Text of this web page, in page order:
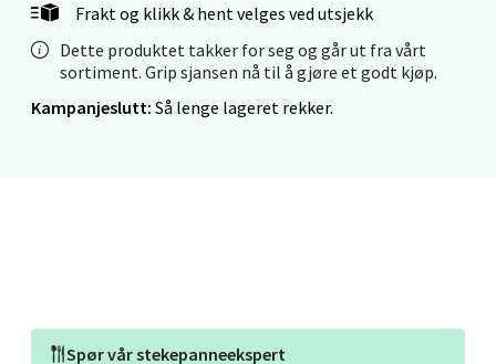
Frakt og klikk & hent velges ved utsjekk
Dette produktet takker for seg og går ut fra vårt
sortiment. Grip sjansen nå til å gjøre et godt kjøp.
Kampanjeslutt: Så lenge lageret rekker.
Spør vårstekepanneekspert
Ålesund - Thon Senter Moa
Langelandsvegen 25, 6010 Ålesund
Åpent i dag 10-20
Torget 1, 6413 Molde